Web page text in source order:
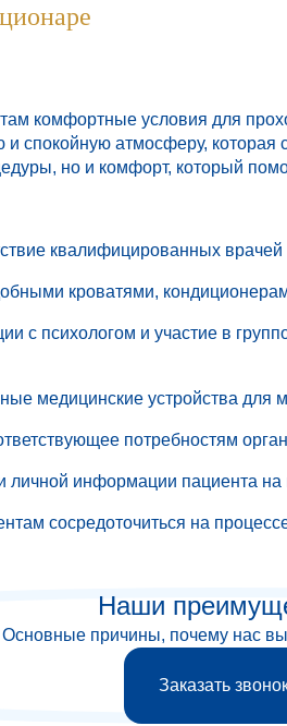
комфортные условия для
спокойную атмосферу,
но и комфорт, который
квалифицированных
кроватями,
с психологом и участие в
медицинские устройства для
потребностям
информации пациента на
сосредоточиться на
Наши
Основные причины, почему нас
Заказать